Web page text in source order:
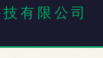
有限公司